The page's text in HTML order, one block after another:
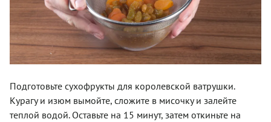
Подготовьте сухофрукты для королевской ватрушки.
Курагу и изюм вымойте, сложите в мисочку и залейте
теплой водой. Оставьте на 15 минут, затем откиньте на